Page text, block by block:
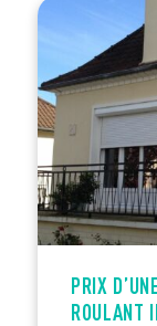
PRIX
ROULANT